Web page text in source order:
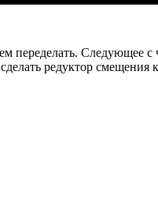
переделать. Следующее с
редуктор смещения